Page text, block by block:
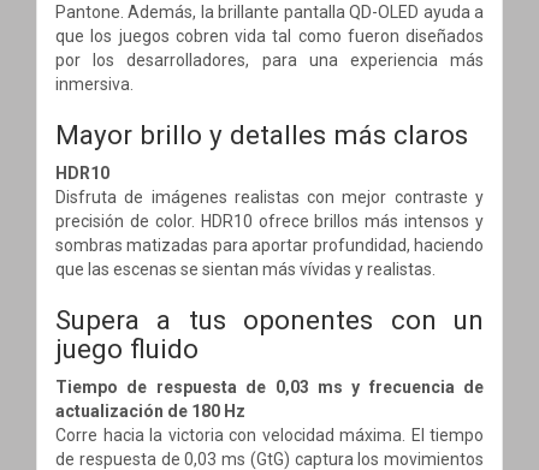
Pantone. Además, la brillante pantalla QD-OLED ayuda a
que los juegos cobren vida tal como fueron diseñados
por los desarrolladores, para una experiencia más
inmersiva.
Mayor brillo y detalles más claros
HDR10
Disfruta de imágenes realistas con mejor contraste y
precisión de color. HDR10 ofrece brillos más intensos y
sombras matizadas para aportar profundidad, haciendo
que las escenas se sientan más vívidas y realistas.
Supera a tus oponentes con un
juego fluido
Tiempo de respuesta de 0,03 ms y frecuencia de
actualización de 180 Hz
Corre hacia la victoria con velocidad máxima. El tiempo
de respuesta de 0,03 ms (GtG) captura los movimientos